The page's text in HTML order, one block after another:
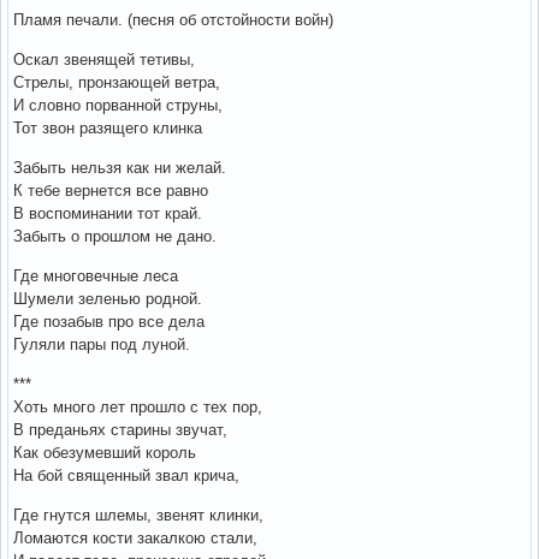
Пламя печали. (песня об отстойности войн)
Оскал звенящей тетивы,
Стрелы, пронзающей ветра,
И словно порванной струны,
Тот звон разящего клинка
Забыть нельзя как ни желай.
К тебе вернется все равно
В воспоминании тот край.
Забыть о прошлом не дано.
Где многовечные леса
Шумели зеленью родной.
Где позабыв про все дела
Гуляли пары под луной.
***
Хоть много лет прошло с тех пор,
В преданьях старины звучат,
Как обезумевший король
На бой священный звал крича,
Где гнутся шлемы, звенят клинки,
Ломаются кости закалкою стали,